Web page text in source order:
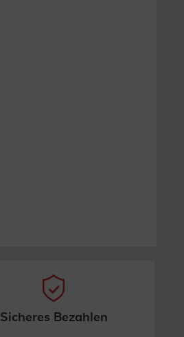
Sicheres Bezahlen